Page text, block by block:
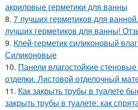
акриловые герметики для ванны
8. 7 лучших герметиков для
лучших герметиков для ванны!
9. Клей-герметик силиконовый
Силиконовые
10. Панели влагостойкие
отделки. Листовой отделочный
11. Как закрыть трубы в туалете
закрыть трубы в туалете: как